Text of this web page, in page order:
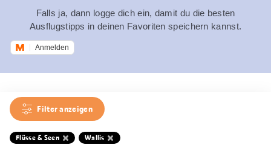
Falls ja, dann logge dich ein, damit du die besten
Ausflugstipps in deinen Favoriten speichern kannst.
Anmelden
Filter anzeigen
Flüsse & Seen Wallis